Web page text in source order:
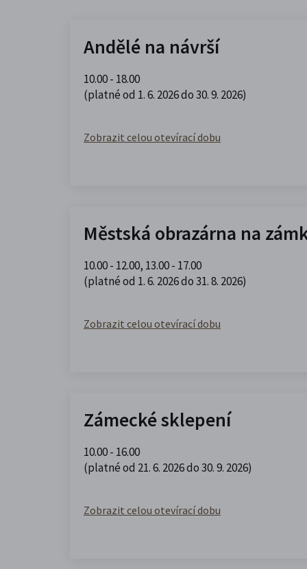
Andělé na návrší
10.00 - 18.00
(platné od 1. 6. 2026 do 30. 9. 2026)
Zobrazit celou otevírací dobu
Městská obrazárna na
10.00 - 12.00, 13.00 - 17.00
(platné od 1. 6. 2026 do 31. 8. 2026)
Zobrazit celou otevírací dobu
Zámecké sklepení
10.00 - 16.00
(platné od 21. 6. 2026 do 30. 9. 2026)
Zobrazit celou otevírací dobu